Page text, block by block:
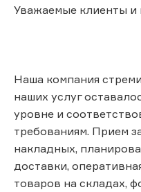
Уважаемые клиенты и
Наша компания
наших услуг
уровне и
требованиям. Прием
накладных,
доставки,
товаров на складах,